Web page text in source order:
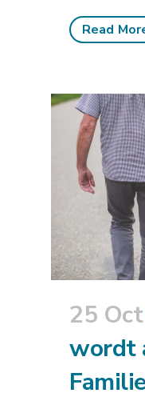
Read
25 Oct
wordt